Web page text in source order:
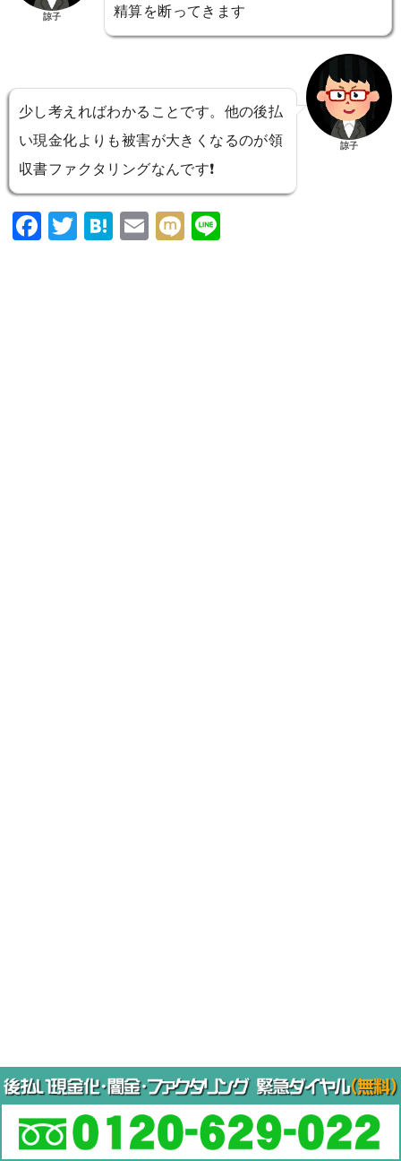
諒子
精算を断ってきます
少し考えればわかることです。他の後払
い現金化よりも被害が大きくなるのが領
収書ファクタリングなんです❗️
諒子
F
T
H
E
M